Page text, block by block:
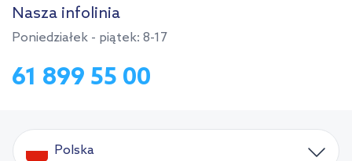
Nasza infolinia
Poniedziałek - piątek: 8-17
61 899 55 00
Polska